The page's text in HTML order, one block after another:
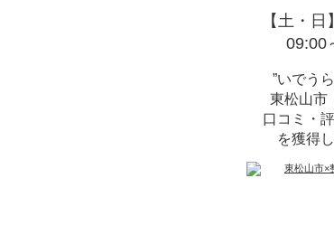
【土・
09:00
”いでう
東松山市
口コミ・
を獲得